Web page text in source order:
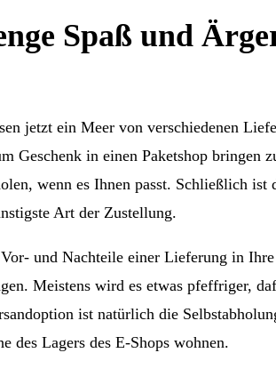
Spaß und
jetzt ein Meer von verschiedenen
Geschenk in einen Paketshop bringen
wenn es Ihnen passt. Schließlich ist
Art der Zustellung.
und Nachteile einer Lieferung in
Meistens wird es etwas pfeffriger,
ist natürlich die
des Lagers des E-Shops wohnen.